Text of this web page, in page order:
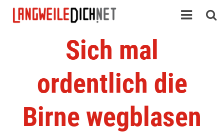
Sich mal
ordentlich die
Birne wegblasen